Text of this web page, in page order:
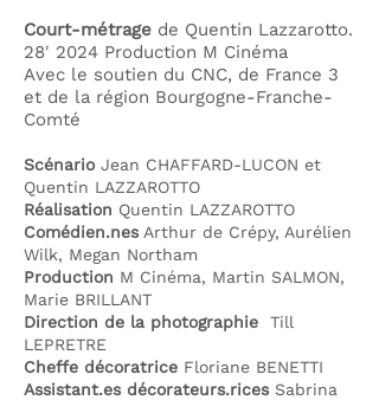
Court-métrage de Quentin Lazzarotto.
28' 2024 Production M Cinéma
Avec le soutien du CNC, de France 3
et de la région Bourgogne-Franche-
Comté
Scénario Jean CHAFFARD-LUCON et
Quentin LAZZAROTTO
Réalisation Quentin LAZZAROTTO
Comédien.nes Arthur de Crépy, Aurélien
Wilk, Megan Northam
Production M Cinéma, Martin SALMON,
Marie BRILLANT
Direction de la photographie
Till
LEPRETRE
Cheffe décoratrice Floriane BENETTI
Assistant.es décorateurs.rices Sabrina